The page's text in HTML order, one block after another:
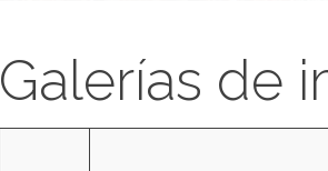
Galerías de